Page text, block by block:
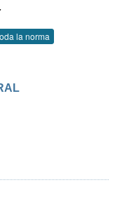
la norma